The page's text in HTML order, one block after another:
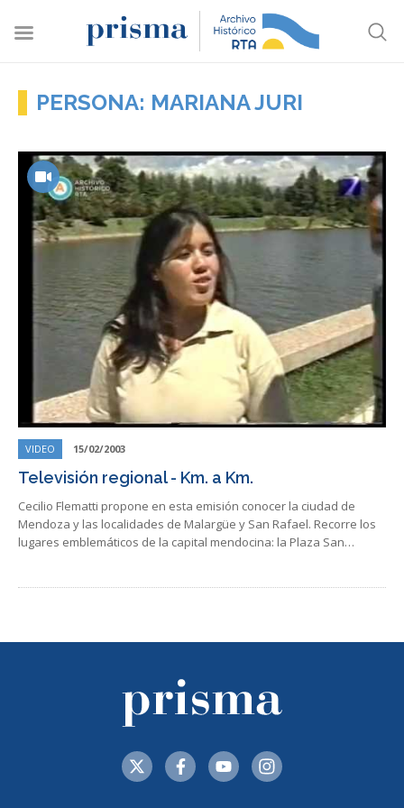
PERSONA: MARIANA JURI
VIDEO 15/02/2003
Televisión regional - Km. a Km.
Cecilio Flematti propone en esta emisión conocer la ciudad de
Mendoza y las localidades de Malargüe y San Rafael. Recorre los
lugares emblemáticos de la capital mendocina: la Plaza San…